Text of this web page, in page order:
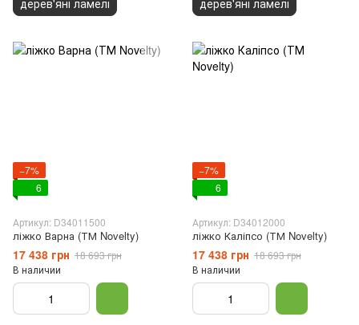
дерев'яні ламелі дерев'яні ламелі
−7%
6
Артикул: D34011500
ліжко Варна (ТМ Novelty)
17 438 грн 18 693 грн
В наличии
−7%
6
Артикул: D34012000
ліжко Каліпсо (ТМ Novelty)
17 438 грн 18 693 грн
В наличии